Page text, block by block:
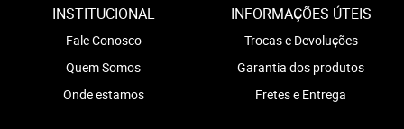
INSTITUCIONAL
Fale Conosco
Quem Somos
Onde estamos
INFORMAÇÕES ÚTEIS
Trocas e Devoluções
Garantia dos produtos
Fretes e Entrega